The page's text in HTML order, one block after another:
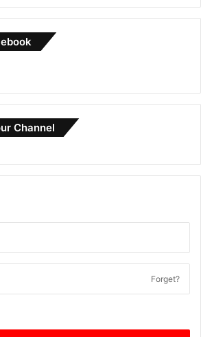
Channel
Forget?